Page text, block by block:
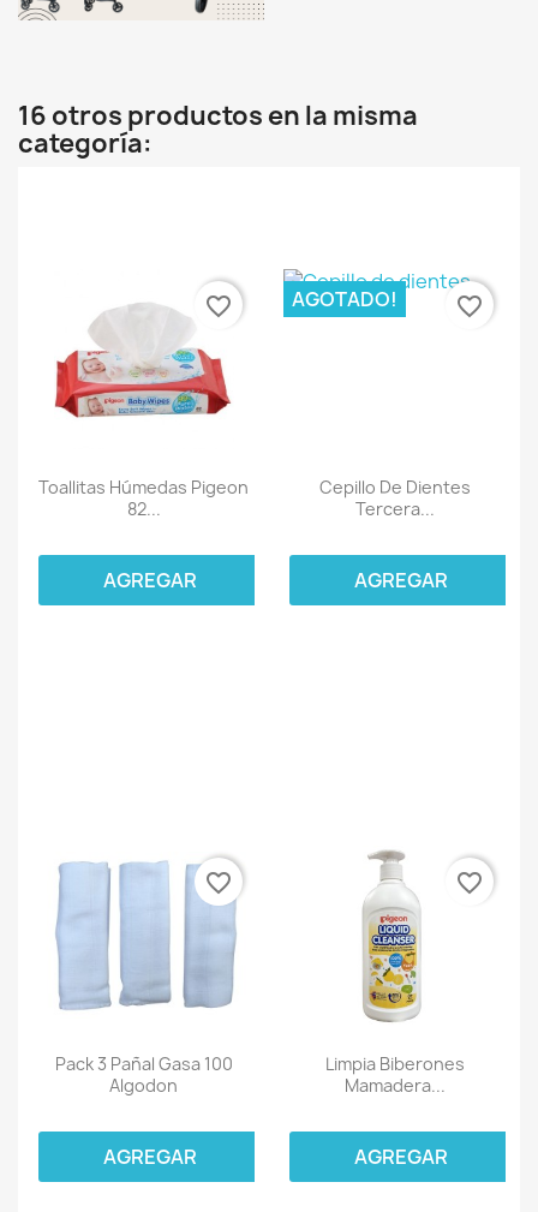
16 otros productos en la misma
categoría:
Toallitas Húmedas Pigeon
82...
AGREGAR
favorite_border
Cepillo De Dientes
Tercera...
AGOTADO!
AGREGAR
favorite_border
Pack 3 Pañal Gasa 100
Algodon
AGREGAR
favorite_border
Limpia Biberones
Mamadera...
AGREGAR
favorite_border